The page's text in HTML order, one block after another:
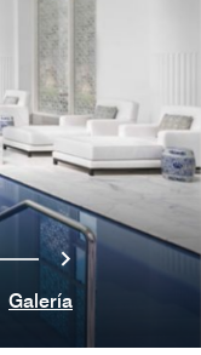
2 Siguiente
Galería